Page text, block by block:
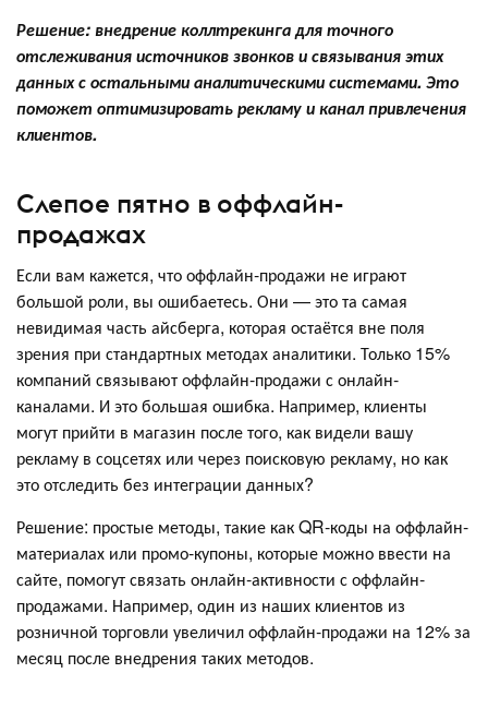
Решение: внедрение коллтрекинга для точного
отслеживания источников звонков и связывания этих
данных с остальными аналитическими системами. Это
поможет оптимизировать рекламу и канал привлечения
клиентов.
Слепое пятно в оффлайн-
продажах
Если вам кажется, что оффлайн-продажи не играют
большой роли, вы ошибаетесь. Они — это та самая
невидимая часть айсберга, которая остаётся вне поля
зрения при стандартных методах аналитики. Только 15%
компаний связывают оффлайн-продажи с онлайн-
каналами. И это большая ошибка. Например, клиенты
могут прийти в магазин после того, как видели вашу
рекламу в соцсетях или через поисковую рекламу, но как
это отследить без интеграции данных?
Решение: простые методы, такие как QR-коды на оффлайн-
материалах или промо-купоны, которые можно ввести на
сайте, помогут связать онлайн-активности с оффлайн-
продажами. Например, один из наших клиентов из
розничной торговли увеличил оффлайн-продажи на 12% за
месяц после внедрения таких методов.